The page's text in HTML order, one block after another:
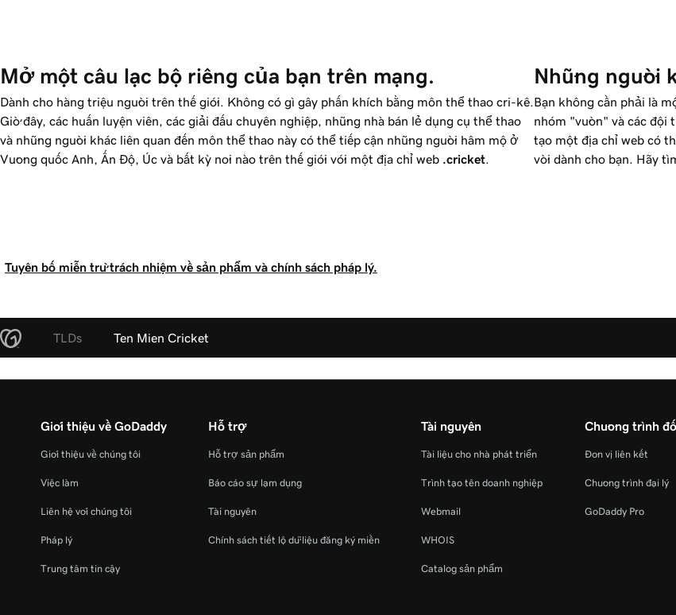
Mở một câu lạc bộ riêng của bạn trên mạng.
Dành cho hàng triệu người trên thế giới. Không có gì gây phấn khích bằng môn thể thao cri-kê.
Giờ đây, các huấn luyện viên, các giải đấu chuyên nghiệp, những nhà bán lẻ dụng cụ thể thao
và những người khác liên quan đến môn thể thao này có thể tiếp cận những người hâm mộ ở
Vương quốc Anh, Ấn Độ, Úc và bất kỳ nơi nào trên thế giới với một địa chỉ web .cricket
Những người
Bạn không cần phải là
nhóm "vườn" và các đội
tạo một địa chỉ web có
vời dành cho bạn. Hãy
Tuyên bố miễn trừ trách nhiệm về sản phẩm và chính sách pháp lý.
TLDs Ten Mien Cricket
Giới thiệu về GoDaddy
Giới thiệu về chúng tôi
Việc làm
Liên hệ với chúng tôi
Pháp lý
Trung tâm tin cậy
Hỗ trợ
Hỗ trợ sản phẩm
Báo cáo sự lạm dụng
Tài nguyên
Chính sách tiết lộ dữ liệu đăng ký miền
Tài nguyên
Tài liệu cho nhà phát triển
Trình tạo tên doanh nghiệp
Webmail
WHOIS
Catalog sản phẩm
Chương trình
Đơn vị liên kết
Chương trình đại lý
GoDaddy Pro